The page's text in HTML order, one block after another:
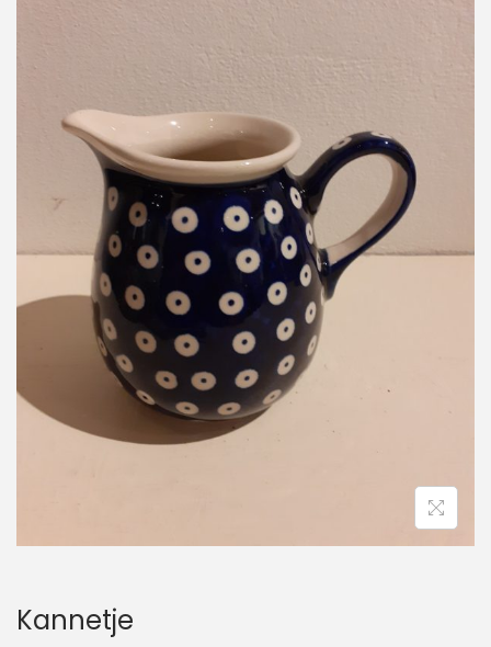
n
i
g
a
t
i
e
d
n
h
o
u
d
Kannetje